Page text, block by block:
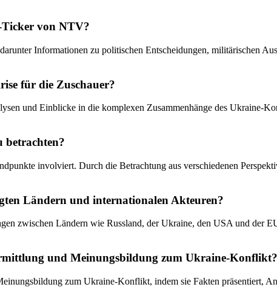
von NTV?
Informationen zu politischen Entscheidungen, militärischen
für die Zuschauer?
und Einblicke in die komplexen Zusammenhänge des Ukraine-
betrachten?
involviert. Durch die Betrachtung aus verschiedenen
Ländern und internationalen Akteuren?
zwischen Ländern wie Russland, der Ukraine, den USA und der
und Meinungsbildung zum Ukraine-Konflikt?
zum Ukraine-Konflikt, indem sie Fakten präsentiert,